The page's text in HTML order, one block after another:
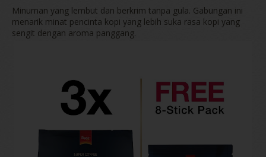
Minuman yang lembut dan berkrim tanpa gula. Gabungan ini
menarik minat pencinta kopi yang lebih suka rasa kopi yang
sengit dengan aroma panggang.